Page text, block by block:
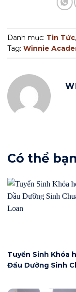
Danh mục: Tin Tức,
Tag: Winnie
Có thể
Tuyển Sinh Khóa
Đầu Dưỡng Sinh